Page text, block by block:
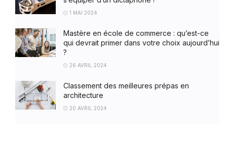
1 MAI 2024
Mastère en école de commerce : qu’est-ce
qui devrait primer dans votre choix aujourd’hui
?
26 AVRIL 2024
Classement des meilleures prépas en
architecture
20 AVRIL 2024